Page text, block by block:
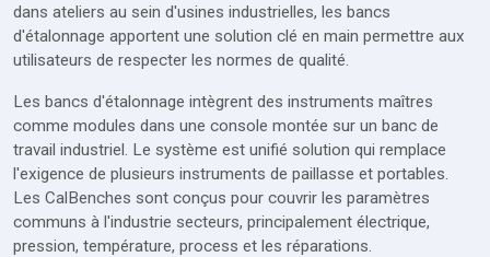
dans ateliers au sein d'usines industrielles, les bancs
d'étalonnage apportent une solution clé en main permettre aux
utilisateurs de respecter les normes de qualité.
Les bancs d'étalonnage intègrent des instruments maîtres
comme modules dans une console montée sur un banc de
travail industriel. Le système est unifié solution qui remplace
l'exigence de plusieurs instruments de paillasse et portables.
Les CalBenches sont conçus pour couvrir les paramètres
communs à l'industrie secteurs, principalement électrique,
pression, température, process et les réparations.